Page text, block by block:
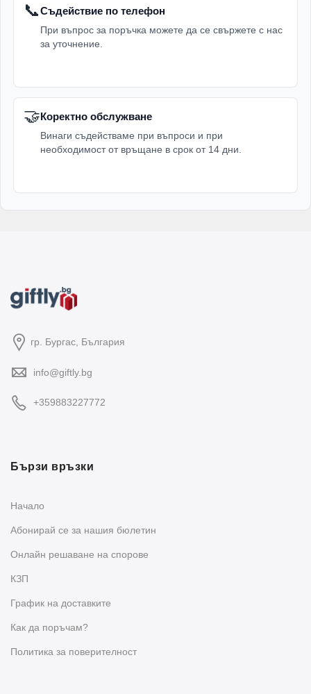
📞Съдействие по телефон
При въпрос за поръчка можете да се свържете с нас
за уточнение.
🤝Коректно обслужване
Винаги съдействаме при въпроси и при
необходимост от връщане в срок от 14 дни.
гр. Бургас, България
info@giftly.bg
+359883227772
Бързи връзки
Начало
Абонирай се за нашия бюлетин
Oнлайн решаване на спорове
КЗП
График на доставките
Как да поръчам?
Политика за поверителност